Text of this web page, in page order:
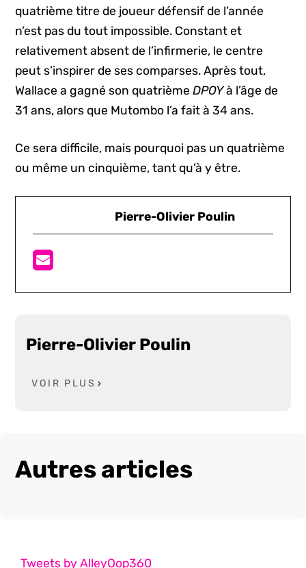
quatrième titre de joueur défensif de l’année
n’est pas du tout impossible. Constant et
relativement absent de l’infirmerie, le centre
peut s’inspirer de ses comparses. Après tout,
Wallace a gagné son quatrièmeDPOYà l’âge de
31 ans, alors que Mutombo l’a fait à 34 ans.
Ce sera difficile, mais pourquoi pas un quatrième
ou même un cinquième, tant qu’à y être.
Pierre-Olivier Poulin
Pierre-Olivier Poulin
VOIR PLUS
Autres articles
Tweets by AlleyOop360